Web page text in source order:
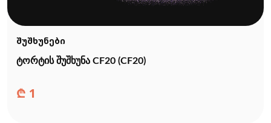
შუშხუნები
ტორტის შუშხუნა CF20 (CF20)
₾ 1